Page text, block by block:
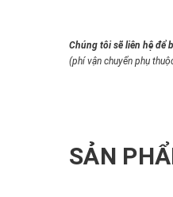
Chúng tôi sẽ liên hệ để
(phí vận chuyển phụ
SẢN